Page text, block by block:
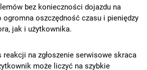
bez konieczności dojazdu na
oszczędność czasu i pieniędzy
jak i użytkownika.
reakcji na zgłoszenie serwisowe skraca
może liczyć na szybkie